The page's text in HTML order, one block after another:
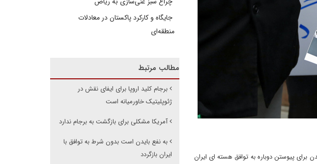
برای پیوستن دوباره به توافق هسته ای ایران
جایگاه و کارکرد پاکستان در معادلات
منطقه‌ای
مطالب مرتبط
برجام کلید اروپا برای ایفای نقش در
ژئوپلیتیک خاورمیانه است
آمریکا مشکلی برای بازگشت به برجام ندارد
به نفع بایدن است بدون شرط به توافق با
ایران بازگردد